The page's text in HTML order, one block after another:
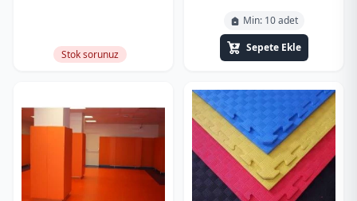
Stok sorunuz
Min: 10 adet
Sepete Ekle